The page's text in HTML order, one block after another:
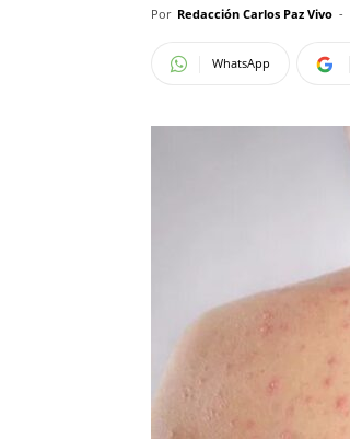
Por Redacción Carlos Paz Vivo -
WhatsApp